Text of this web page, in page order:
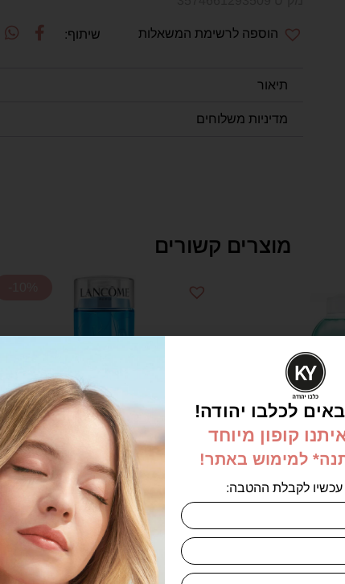
הוספה לרשימת המשאלות
תיאור
מדיניות משלוחים
מוצרים קשורים
מכיל חומצה
Garnier Skin
Jelly
לנקום מסיר איפור עיניים מיידי לא שמנוני
125 מל – Lancome Bi-Facil Waterproof
Eye Makeup Remover 125ml
₪189.00
₪ 169.00
לכלבו יהודה!
קופון מיוחד
למימוש באתר!
עכשיו לקבלת ההטבה: